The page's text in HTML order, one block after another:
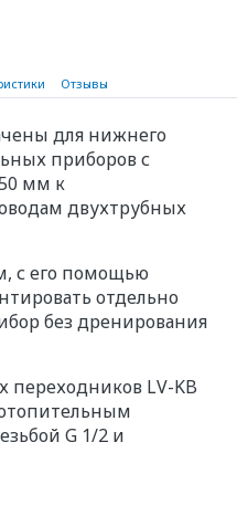
Отзывы
для нижнего
приборов с
мм к
двухтрубных
с его помощью
отдельно
без дренирования
LV-KB
G 1/2 и